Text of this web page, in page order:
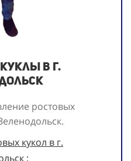
в г.
ростовых
кукол в г.
: